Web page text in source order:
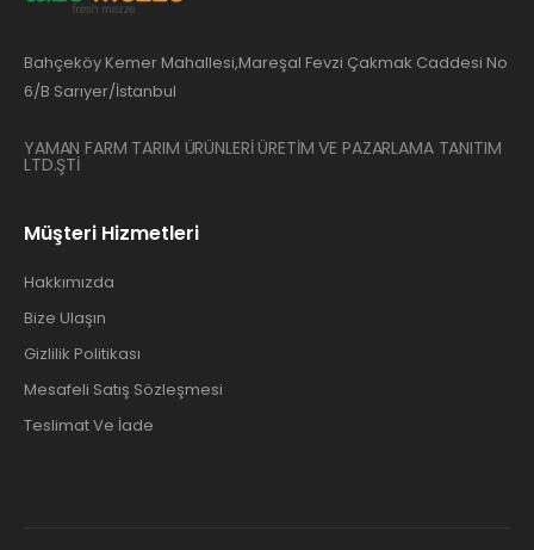
Bahçeköy Kemer Mahallesi,Mareşal Fevzi Çakmak Caddesi No
6/B Sarıyer/İstanbul
YAMAN FARM TARIM ÜRÜNLERİ ÜRETİM VE PAZARLAMA TANITIM
LTD.ŞTİ
Müşteri Hizmetleri
Hakkımızda
Bize Ulaşın
Gizlilik Politikası
Mesafeli Satış Sözleşmesi
Teslimat Ve İade